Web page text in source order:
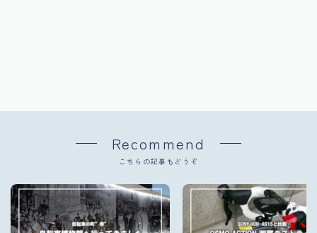
Recommend
こちらの記事もどうぞ